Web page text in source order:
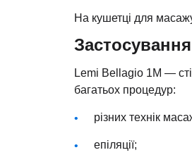
На кушетці для
Застосування
Lemi Bellagio 1M —
багатьох процедур:
різних технік
епіляції;